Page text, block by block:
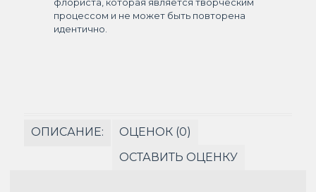
процессом и не может быть повторена
идентично.
ОПИСАНИЕ:
ОЦЕНОК (0)
ОСТАВИТЬ ОЦЕНКУ